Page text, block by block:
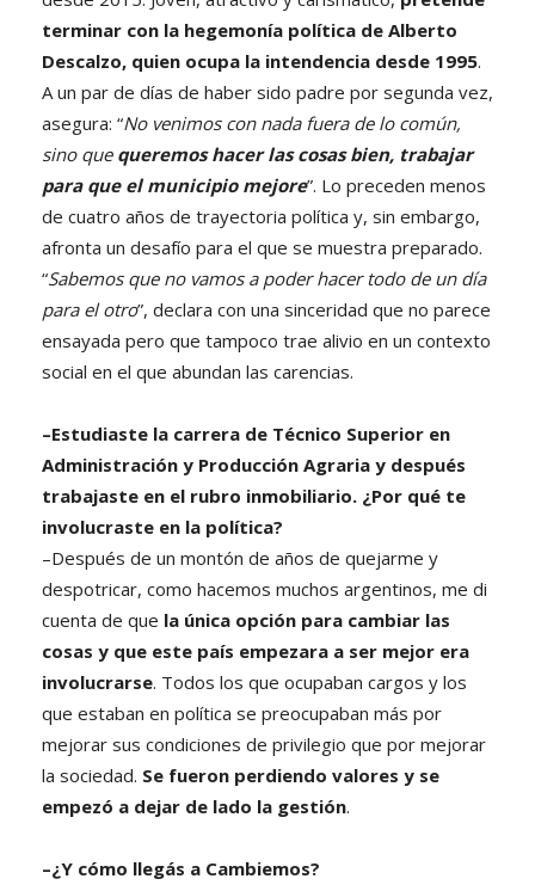
terminar con la hegemonía política de Alberto
Descalzo, quien ocupa la intendencia desde 1995.
A un par de días de haber sido padre por segunda vez,
asegura: “No venimos con nada fuera de lo común,
sino que queremos hacer las cosas bien, trabajar
para que el municipio mejore”. Lo preceden menos
de cuatro años de trayectoria política y, sin embargo,
afronta un desafío para el que se muestra preparado.
“Sabemos que no vamos a poder hacer todo de un día
para el otro”, declara con una sinceridad que no parece
ensayada pero que tampoco trae alivio en un contexto
social en el que abundan las carencias.
–Estudiaste la carrera de Técnico Superior en
Administración y Producción Agraria y después
trabajaste en el rubro inmobiliario. ¿Por qué te
involucraste en la política?
–Después de un montón de años de quejarme y
despotricar, como hacemos muchos argentinos, me di
cuenta de que la única opción para cambiar las
cosas y que este país empezara a ser mejor era
involucrarse. Todos los que ocupaban cargos y los
que estaban en política se preocupaban más por
mejorar sus condiciones de privilegio que por mejorar
la sociedad. Se fueron perdiendo valores y se
empezó a dejar de lado la gestión.
–¿Y cómo llegás a Cambiemos?